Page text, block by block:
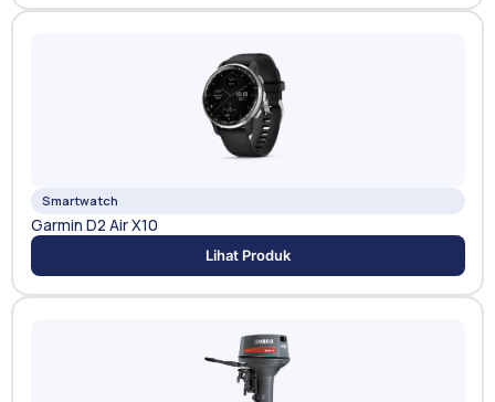
Smartwatch
Garmin D2 Air X10
Lihat Produk